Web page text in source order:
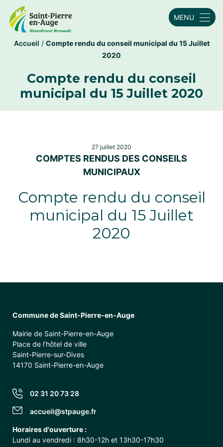
MENU
Accueil / Compte rendu du conseil municipal du 15 Juillet
2020
Compte rendu du conseil
municipal du 15 Juillet 2020
27 juillet 2020
COMPTES RENDUS DES CONSEILS
MUNICIPAUX
Compte rendu du conseil
municipal du 15 Juillet
2020
Commune de Saint-Pierre-en-Auge
Mairie de Saint-Pierre-en-Auge
Place de l’hôtel de ville
Saint-Pierre-sur-Dives
14170 Saint-Pierre-en-Auge
02 31 20 73 28
accueil@stpauge.fr
Horaires d'ouverture :
Lundi au vendredi : 8h30-12h et 13h30-17h30